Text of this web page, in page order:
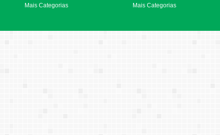
Mais Categorias
Mais Categorias